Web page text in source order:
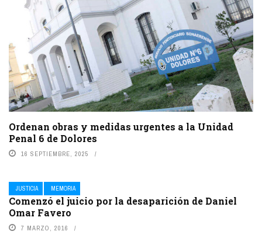
Ordenan obras y medidas urgentes a la Unidad
Penal 6 de Dolores
16 SEPTIEMBRE, 2025
JUSTICIA MEMORIA
Comenzó el juicio por la desaparición de Daniel
Omar Favero
7 MARZO, 2016